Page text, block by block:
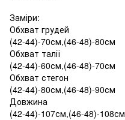
Заміри:
Обхват грудей
(42-44)-70см,(46-48)-80см
Обхват талії
(42-44)-60см,(46-48)-70см
Обхват стегон
(42-44)-80см,(46-48)-90см
Довжина
(42-44)-107см,(46-48)-108см